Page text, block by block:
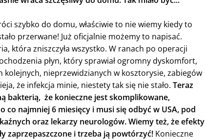
szybko do domu, właściwie to nie wiemy kiedy to
przerwane! Już oficjalnie możemy to napisać.
która zniszczyła wszystko. W ranach po operacji
płyn, który sprawiał ogromny dyskomfort,
nieprzewidzianych w kosztorysie, zabiegów
że infekcja minie, niestety tak się nie stało. Teraz
bakterią, że konieczne jest skomplikowane,
co najmniej 6 miesięcy i musi się odbyć w USA, pod
oraz lekarzy neurologów. Wiemy też, że efekty
zaprzepaszczone i trzeba ją powtórzyć! Konieczne